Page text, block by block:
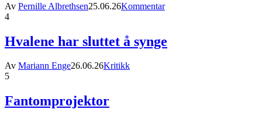
Av Pernille Albrethsen25.06.26Kommentar
4
Hvalene har sluttet å synge
Av Mariann Enge26.06.26Kritikk
5
Fantomprojektor